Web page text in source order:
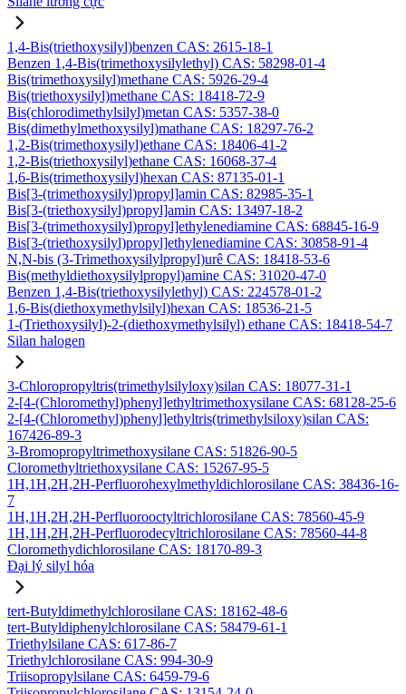
1,4-Bis(triethoxysilyl)benzen CAS: 2615-18-1
Benzen 1,4-Bis(trimethoxysilylethyl) CAS: 58298-01-4
Bis(trimethoxysilyl)methane CAS: 5926-29-4
Bis(triethoxysilyl)methane CAS: 18418-72-9
Bis(chlorodimethylsilyl)metan CAS: 5357-38-0
Bis(dimethylmethoxysilyl)mathane CAS: 18297-76-2
1,2-Bis(trimethoxysilyl)ethane CAS: 18406-41-2
1,2-Bis(triethoxysilyl)ethane CAS: 16068-37-4
1,6-Bis(trimethoxysilyl)hexan CAS: 87135-01-1
Bis[3-(trimethoxysilyl)propyl]amin CAS: 82985-35-1
Bis[3-(triethoxysilyl)propyl]amin CAS: 13497-18-2
Bis[3-(trimethoxysilyl)propyl]ethylenediamine CAS: 68845-16-9
Bis[3-(triethoxysilyl)propyl]ethylenediamine CAS: 30858-91-4
N,N-bis (3-Trimethoxysilylpropyl)urê CAS: 18418-53-6
Bis(methyldiethoxysilylpropyl)amine CAS: 31020-47-0
Benzen 1,4-Bis(triethoxysilylethyl) CAS: 224578-01-2
1,6-Bis(diethoxymethylsilyl)hexan CAS: 18536-21-5
1-(Triethoxysilyl)-2-(diethoxymethylsilyl) ethane CAS: 18418-54-7
Silan halogen
3-Chloropropyltris(trimethylsilyloxy)silan CAS: 18077-31-1
2-[4-(Chloromethyl)phenyl]ethyltrimethoxysilane CAS: 68128-25-6
2-[4-(Chloromethyl)phenyl]ethyltris(trimethylsiloxy)silan CAS:
167426-89-3
3-Bromopropyltrimethoxysilane CAS: 51826-90-5
Cloromethyltriethoxysilane CAS: 15267-95-5
1H,1H,2H,2H-Perfluorohexylmethyldichlorosilane CAS: 38436-16-
7
1H,1H,2H,2H-Perfluorooctyltrichlorosilane CAS: 78560-45-9
1H,1H,2H,2H-Perfluorodecyltrichlorosilane CAS: 78560-44-8
Cloromethydichlorosilane CAS: 18170-89-3
Đại lý silyl hóa
tert-Butyldimethylchlorosilane CAS: 18162-48-6
tert-Butyldiphenylchlorosilane CAS: 58479-61-1
Triethylsilane CAS: 617-86-7
Triethylchlorosilane CAS: 994-30-9
Triisopropylsilane CAS: 6459-79-6